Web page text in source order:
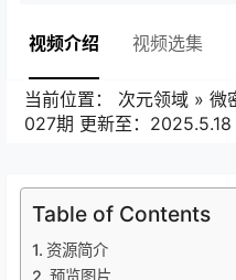
视频介绍 视频选集
当前位置： 次元领域 » 微
027期 更新至：2025.5.18
Table of Contents
资源简介
预览图片